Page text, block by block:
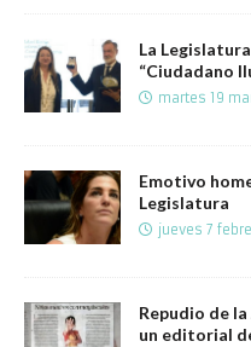
La
“Ciudadano
martes 19
Emotivo
Legislatura
jueves 7
Repudio de
un editorial